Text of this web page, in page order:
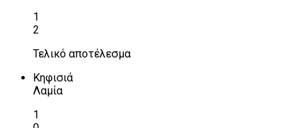
1
2
Τελικό αποτέλεσμα
Κηφισιά
Λαμία
1